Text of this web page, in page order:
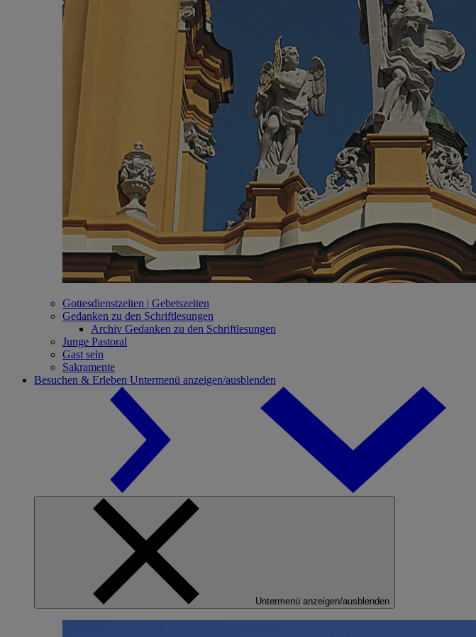
Gottesdienstzeiten | Gebetszeiten
Gedanken zu den Schriftlesungen
Archiv Gedanken zu den Schriftlesungen
Junge Pastoral
Gast sein
Sakramente
Besuchen & Erleben Untermenü anzeigen/ausblenden
Untermenü anzeigen/ausblenden